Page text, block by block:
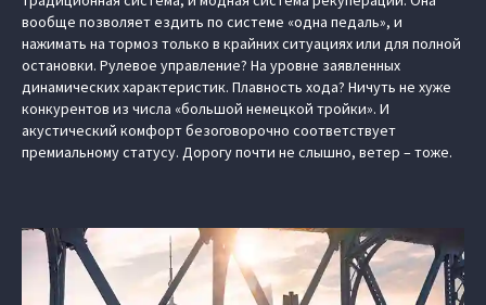
вообще позволяет ездить по системе «одна педаль», и
нажимать на тормоз только в крайних ситуациях или для полной
остановки. Рулевое управление? На уровне заявленных
динамических характеристик. Плавность хода? Ничуть не хуже
конкурентов из числа «большой немецкой тройки». И
акустический комфорт безоговорочно соответствует
премиальному статусу. Дорогу почти не слышно, ветер – тоже.